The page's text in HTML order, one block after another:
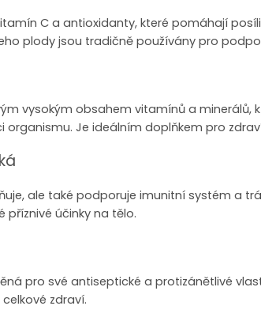
C a antioxidanty, které pomáhají
plody jsou tradičně používány pro
vysokým obsahem vitamínů a minerálů,
Je ideálním doplňkem pro
ale také podporuje imunitní systém a
příznivé účinky na tělo.
pro své antiseptické a protizánětlivé
zdraví.